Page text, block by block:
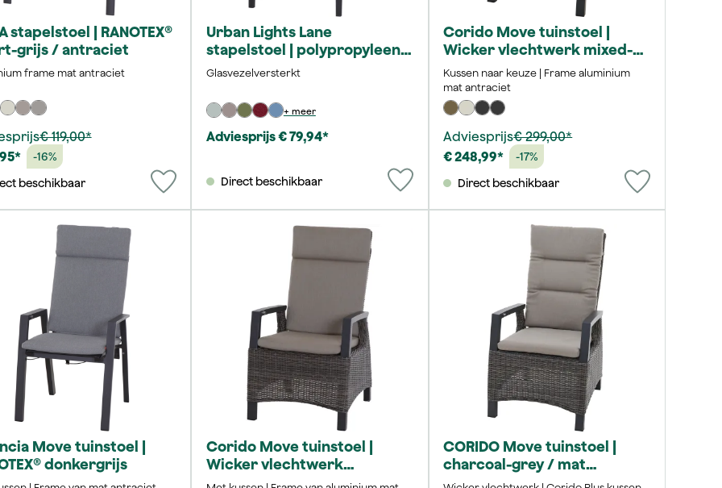
stapelstoel | RANOTEX®
grijs / antraciet
frame mat antraciet
€ 119,00*
-16%
beschikbaar
Urban Lights Lane
stapelstoel | polypropyleen
antraciet
Glasvezelversterkt
+ meer
Adviesprijs € 79,94*
Direct beschikbaar
Corido Move tuinstoel |
Wicker vlechtwerk mixed-
grey
Kussen naar keuze | Frame aluminium
mat antraciet
Adviesprijs€ 299,00*
€ 248,99*
-17%
Direct beschikbaar
Move tuinstoel |
donkergrijs
Corido Move tuinstoel |
Wicker vlechtwerk
charcoal-grey
CORIDO Move tuinstoel |
charcoal-grey / mat
antraciet | incl. kussen